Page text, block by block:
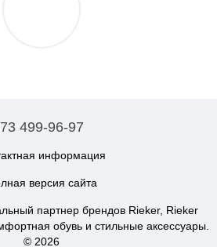
499-96-97
информация
версия сайта
партнер брендов Rieker, Rieker
обувь и стильные аксессуары.
© 2026